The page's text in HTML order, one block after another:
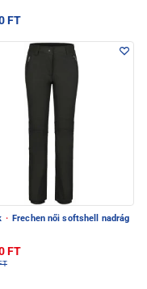
FT
· Frechen női softshell nadrág
FT